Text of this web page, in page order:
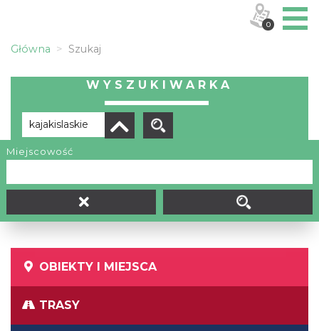
Główna Szukaj
WYSZUKIWARKA
Miejscowość
Brak wyników
OBIEKTY I MIEJSCA
TRASY
0